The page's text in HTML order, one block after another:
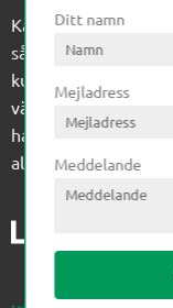
Kagon har sedan
sågverksindustrin
kunskap med
vägen fram till
har vi ett
allt ifrån
Ditt namn
Mejladress
Meddelande